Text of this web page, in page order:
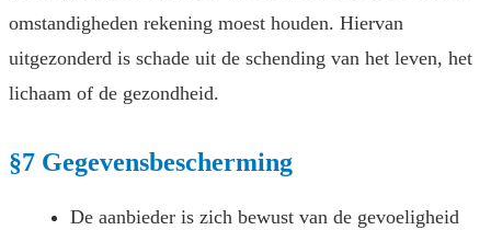
omstandigheden rekening moest houden. Hiervan
uitgezonderd is schade uit de schending van het leven, het
lichaam of de gezondheid.
§7 Gegevensbescherming
De aanbieder is zich bewust van de gevoeligheid